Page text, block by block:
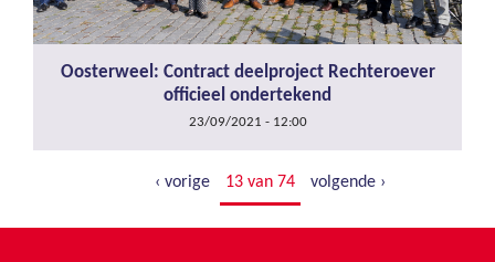
Oosterweel: Contract deelproject Rechteroever
officieel ondertekend
23/09/2021 - 12:00
‹ vorige 13 van 74 volgende ›